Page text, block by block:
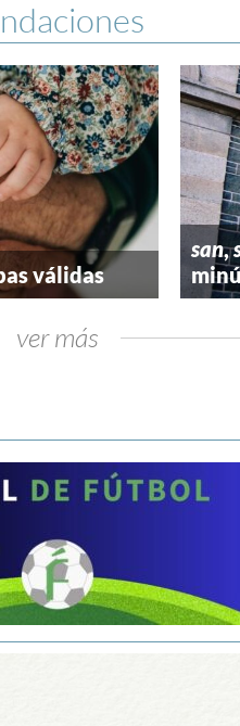
válidas
san,
ver más